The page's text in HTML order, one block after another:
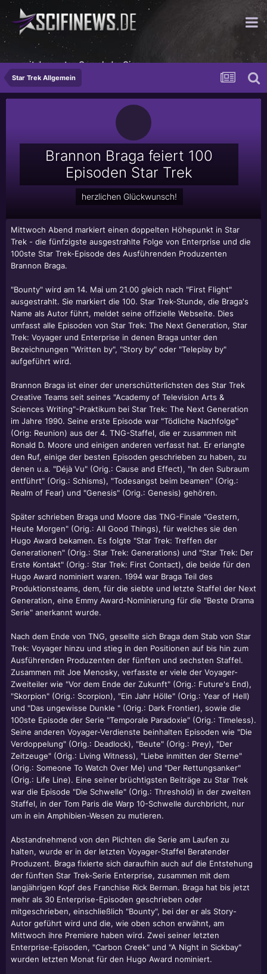
...mit dem guten Geruch der Gier
Star Trek Allgemein
Brannon Braga feiert 100
Episoden Star Trek
herzlichen Glückwunsch!
Mittwoch Abend markiert einen doppelten Höhepunkt in Star
Trek - die fünfzigste ausgestrahlte Folge von Enterprise und die
100ste Star Trek-Episode des Ausführenden Produzenten
Brannon Braga.
"Bounty" wird am 14. Mai um 21.00 gleich nach "First Flight"
ausgestrahlt. Sie markiert die 100. Star Trek-Stunde, die Braga's
Name als Autor führt, meldet seine offizielle Webseite. Dies
umfasst alle Episoden von Star Trek: The Next Generation, Star
Trek: Voyager und Enterprise in denen Braga unter den
Bezeichnungen "Written by", "Story by" oder "Teleplay by"
aufgeführt wird.
Brannon Braga ist einer der unerschütterlichsten des Star Trek
Creative Teams seit seines "Academy of Television Arts &
Sciences Writing"-Praktikum bei Star Trek: The Next Generation
im Jahre 1990. Seine erste Episode war "Tödliche Nachfolge"
(Orig: Reunion) aus der 4. TNG-Staffel, die er zusammen mit
Ronald D. Moore und einigen anderen verfasst hat. Er erlangte
den Ruf, einige der besten Episoden geschrieben zu haben, zu
denen u.a. "Déjà Vu" (Orig.: Cause and Effect), "In den Subraum
entführt" (Orig.: Schisms), "Todesangst beim beamen" (Orig.:
Realm of Fear) und "Genesis" (Orig.: Genesis) gehören.
Später schrieben Braga und Moore das TNG-Finale "Gestern,
Heute Morgen" (Orig.: All Good Things), für welches sie den
Hugo Award bekamen. Es folgte "Star Trek: Treffen der
Generationen" (Orig.: Star Trek: Generations) und "Star Trek: Der
Erste Kontakt" (Orig.: Star Trek: First Contact), die beide für den
Hugo Award nominiert waren. 1994 war Braga Teil des
Produktionsteams, dem, für die siebte und letzte Staffel der Next
Generation, eine Emmy Award-Nominierung für die "Beste Drama
Serie" anerkannt wurde.
Nach dem Ende von TNG, gesellte sich Braga dem Stab von Star
Trek: Voyager hinzu und stieg in den Positionen auf bis hin zum
Ausführenden Produzenten der fünften und sechsten Staffel.
Zusammen mit Joe Menosky, verfasste er viele der Voyager-
Zweiteiler wie "Vor dem Ende der Zukunft" (Orig.: Future's End),
"Skorpion" (Orig.: Scorpion), "Ein Jahr Hölle" (Orig.: Year of Hell)
und "Das ungewisse Dunkle " (Orig.: Dark Frontier), sowie die
100ste Episode der Serie "Temporale Paradoxie" (Orig.: Timeless).
Seine anderen Voyager-Verdienste beinhalten Episoden wie "Die
Verdoppelung" (Orig.: Deadlock), "Beute" (Orig.: Prey), "Der
Zeitzeuge" (Orig.: Living Witness), "Liebe inmitten der Sterne"
(Orig.: Someone To Watch Over Me) und "Der Rettungsanker"
(Orig.: Life Line). Eine seiner brüchtigsten Beiträge zu Star Trek
war die Episode "Die Schwelle" (Orig.: Threshold) in der zweiten
Staffel, in der Tom Paris die Warp 10-Schwelle durchbricht, nur
um in ein Amphibien-Wesen zu mutieren.
Abstandnehmend von den Plichten die Serie am Laufen zu
halten, wurde er in der letzten Voyager-Staffel Beratender
Produzent. Braga fixierte sich daraufhin auch auf die Entstehung
der fünften Star Trek-Serie Enterprise, zusammen mit dem
langjährigen Kopf des Franchise Rick Berman. Braga hat bis jetzt
mehr als 30 Enterprise-Episoden geschrieben oder
mitgeschrieben, einschließlich "Bounty", bei der er als Story-
Autor geführt wird und die, wie oben schon erwähnt, am
Mittwoch ihre Premiere haben wird. Zwei seiner letzten
Enterprise-Episoden, "Carbon Creek" und "A Night in Sickbay"
wurden letzten Monat für den Hugo Award nominiert.